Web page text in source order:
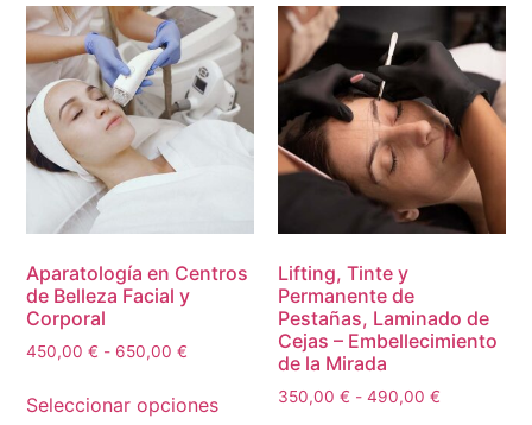
Aparatología en Centros
de Belleza Facial y
Corporal
450,00€ - 650,00€
Seleccionar opciones
Lifting, Tinte y
Permanente de
Pestañas, Laminado de
Cejas – Embellecimiento
de la Mirada
350,00 € - 490,00 €